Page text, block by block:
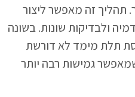
תהליך זה מאפשר ליצור
ולבדיקות שונות. בשונה
תלת מימד לא דורשת
גמישות רבה יותר